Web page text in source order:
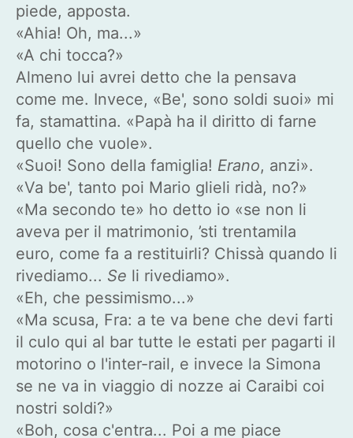
piede, apposta.
«Ahia! Oh, ma...»
«A chi tocca?»
Almeno lui avrei detto che la pensava
come me. Invece, «Be', sono soldi suoi» mi
fa, stamattina. «Papà ha il diritto di farne
quello che vuole».
«Suoi! Sono della famiglia! Erano, anzi».
«Va be', tanto poi Mario glieli ridà, no?»
«Ma secondo te» ho detto io «se non li
aveva per il matrimonio, ’sti trentamila
euro, come fa a restituirli? Chissà quando li
rivediamo... Se li rivediamo».
«Eh, che pessimismo...»
«Ma scusa, Fra: a te va bene che devi farti
il culo qui al bar tutte le estati per pagarti il
motorino o l'inter-rail, e invece la Simona
se ne va in viaggio di nozze ai Caraibi coi
nostri soldi?»
«Boh, cosa c'entra... Poi a me piace